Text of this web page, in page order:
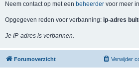
Neem contact op met een beheerder voor meer
Opgegeven reden voor verbanning: ip-adres
Je IP-adres is verbannen.
Forumoverzicht Verwijder